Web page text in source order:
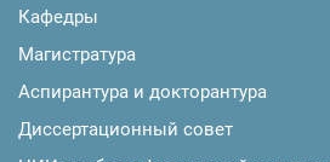
Кафедры
Магистратура
Аспирантура и докторантура
Диссертационный совет